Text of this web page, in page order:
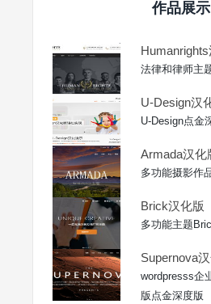
作品展示
法律和律师主
U-Design汉
U-Design点金
Armada汉化
多功能摄影作
Brick汉化版
多功能主题
Supernova
wordpresss企
版点金深度版